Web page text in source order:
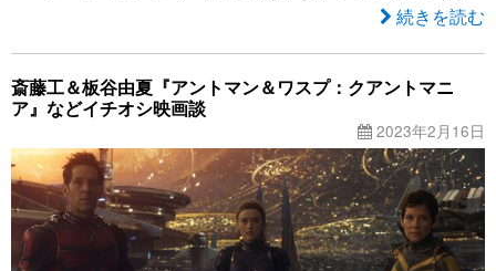
続きを読む
斎藤工＆板谷由夏『アントマン＆ワスプ：クアントマニ
ア』などイチオシ映画談
2023年2月16日